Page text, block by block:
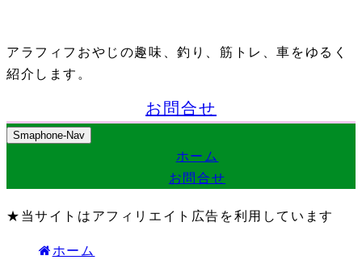
アラフィフおやじの趣味、釣り、筋トレ、車をゆるく
紹介します。
お問合せ
Smaphone-Nav
ホーム
お問合せ
★当サイトはアフィリエイト広告を利用しています
ホーム